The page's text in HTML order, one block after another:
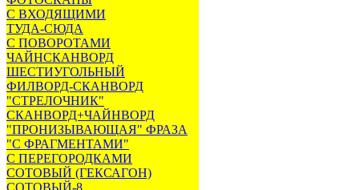
С ВХОДЯЩИМИ
ТУДА-СЮДА
С ПОВОРОТАМИ
ЧАЙНСКАНВОРД
ШЕСТИУГОЛЬНЫЙ
ФИЛВОРД-СКАНВОРД
"СТРЕЛОЧНИК"
СКАНВОРД+ЧАЙНВОРД
"ПРОНИЗЫВАЮЩАЯ" ФРАЗА
"С ФРАГМЕНТАМИ"
С ПЕРЕГОРОДКАМИ
СОТОВЫЙ (ГЕКСАГОН)
СОТОВЫЙ-8